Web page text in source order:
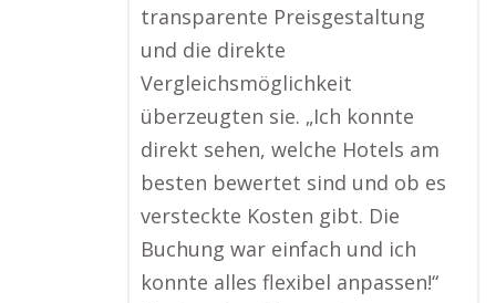
transparente Preisgestaltung
und die direkte
Vergleichsmöglichkeit
überzeugten sie. „Ich konnte
direkt sehen, welche Hotels am
besten bewertet sind und ob es
versteckte Kosten gibt. Die
Buchung war einfach und ich
konnte alles flexibel anpassen!“